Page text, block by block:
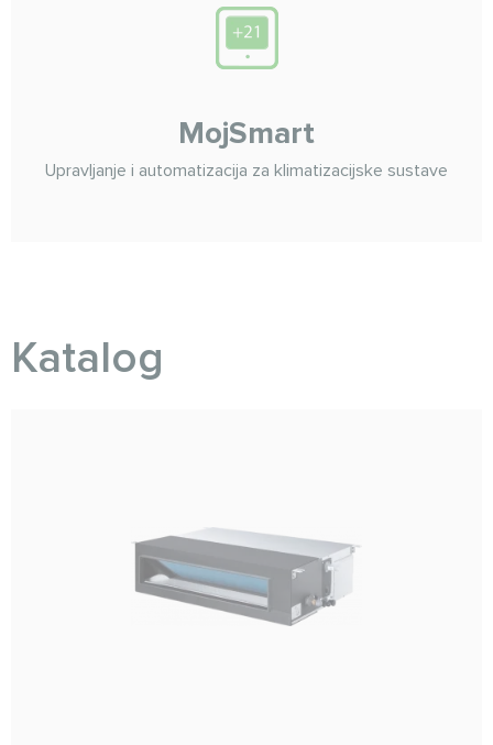
MojSmart
Upravljanje i automatizacija za klimatizacijske sustave
Katalog